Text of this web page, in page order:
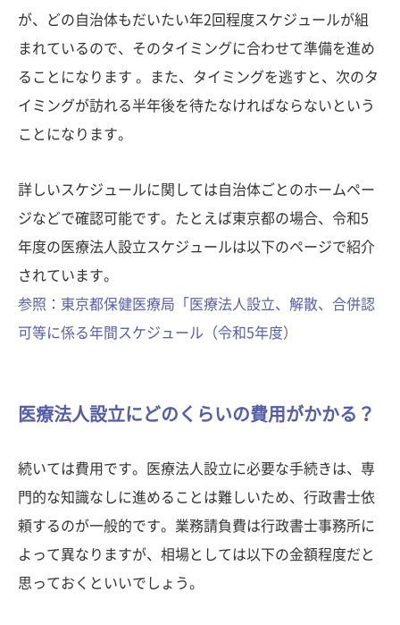
が、どの自治体もだいたい年2回程度スケジュールが組
まれているので、そのタイミングに合わせて準備を進め
ることになります 。また、タイミングを逃すと、次のタ
イミングが訪れる半年後を待たなければならないという
ことになります。
詳しいスケジュールに関しては自治体ごとのホームペー
ジなどで確認可能です。たとえば東京都の場合、令和5
年度の医療法人設立スケジュールは以下のページで紹介
されています。
参照：東京都保健医療局「医療法人設立、解散、合併認
可等に係る年間スケジュール（令和5年度）
医療法人設立にどのくらいの費用がかかる？
続いては費用です。医療法人設立に必要な手続きは、専
門的な知識なしに進めることは難しいため、行政書士依
頼するのが一般的です。業務請負費は行政書士事務所に
よって異なりますが、相場としては以下の金額程度だと
思っておくといいでしょう。